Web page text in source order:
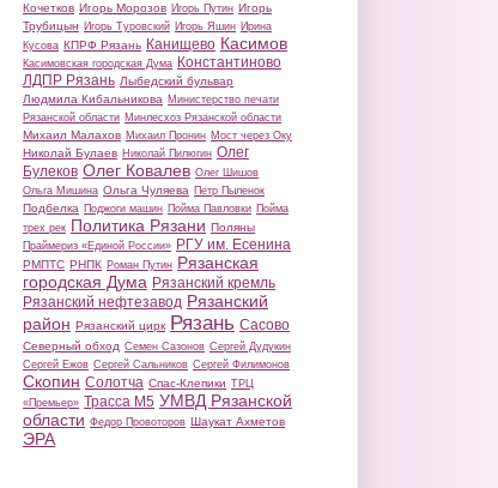
Кочетков Игорь Морозов Игорь Путин Игорь
Трубицын Игорь Туровский Игорь Яшин Ирина
Кусова КПРФ Рязань Канищево Касимов
Касимовская городская Дума Константиново
ЛДПР Рязань Лыбедский бульвар
Людмила Кибальникова Министерство печати
Рязанской области Минлесхоз Рязанской области
Михаил Малахов Михаил Пронин Мост через Оку
Николай Булаев Николай Пилюгин Олег
Булеков Олег Ковалев Олег Шишов
Ольга Мишина Ольга Чуляева Петр Пыленок
Подбелка Поджоги машин Пойма Павловки Пойма
трех рек Политика Рязани Поляны
Праймериз «Единой России» РГУ им. Есенина
РМПТС РНПК Роман Путин Рязанская
городская Дума Рязанский кремль
Рязанский нефтезавод Рязанский
район Рязанский цирк Рязань Сасово
Северный обход Семен Сазонов Сергей Дудукин
Сергей Ежов Сергей Сальников Сергей Филимонов
Скопин Солотча Спас-Клепики ТРЦ
«Премьер» Трасса М5 УМВД Рязанской
области Федор Провоторов Шаукат Ахметов
ЭРА